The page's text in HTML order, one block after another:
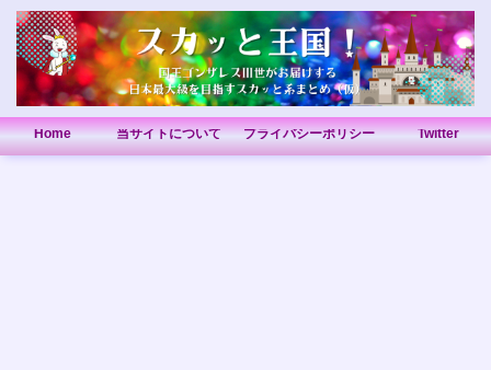
Home 当サイトについて プライバシーポリシー Twitter